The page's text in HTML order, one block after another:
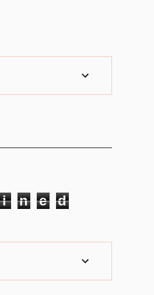
i n e d